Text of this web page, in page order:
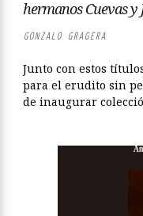
hermanos Cuevas
GONZALO GRAGERA
Junto con estos
para el erudito sin
de inaugurar